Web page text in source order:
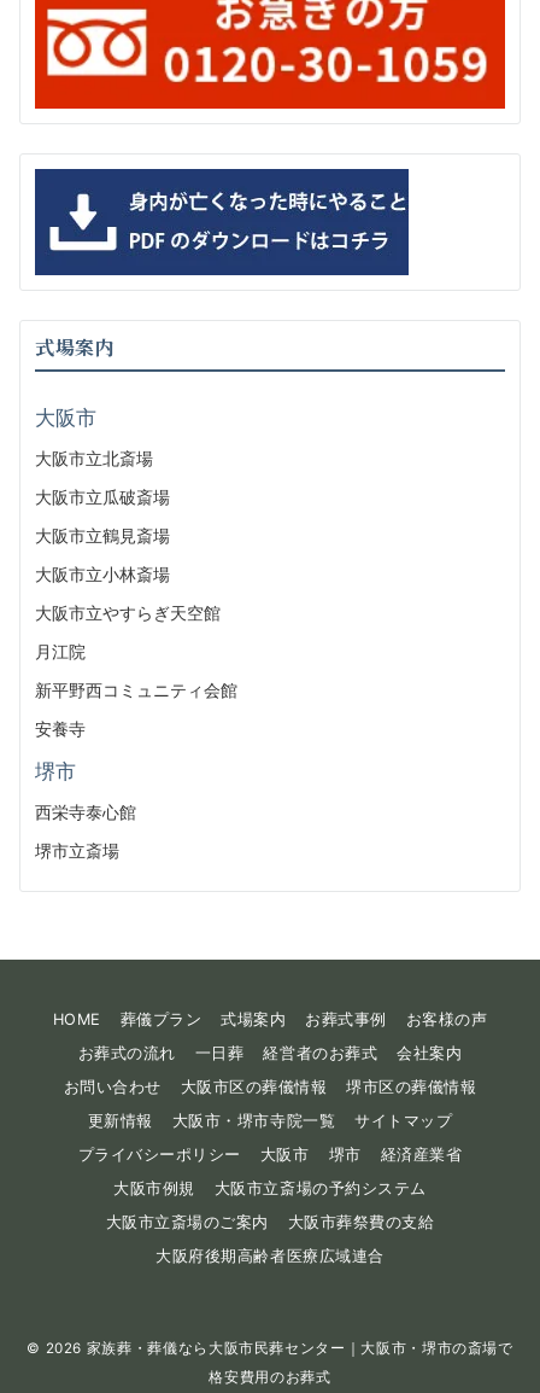
式場案内
大阪市
大阪市立北斎場
大阪市立瓜破斎場
大阪市立鶴見斎場
大阪市立小林斎場
大阪市立やすらぎ天空館
月江院
新平野西コミュニティ会館
安養寺
堺市
西栄寺泰心館
堺市立斎場
HOME 葬儀プラン 式場案内 お葬式事例
お客様の声
お葬式の流れ
一日葬 経営者のお葬式
会社案内
お問い合わせ
大阪市区の葬儀情報
堺市区の葬儀情報
更新情報
大阪市・堺市寺院一覧
サイトマップ
プライバシーポリシー
大阪市 堺市
経済産業省
大阪市例規
大阪市立斎場の予約システム
大阪市立斎場のご案内
大阪市葬祭費の支給
大阪府後期高齢者医療広域連合
© 2026 家族葬・葬儀なら大阪市民葬センター｜大阪市・堺市の斎場で
格安費用のお葬式